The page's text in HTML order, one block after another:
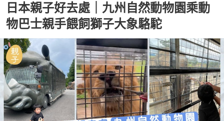
日本親子好去處｜九州自然動物園乘動
物巴士親手餵飼獅子大象駱駝